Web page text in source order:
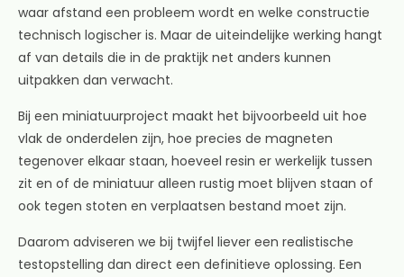
waar afstand een probleem wordt en welke constructie
technisch logischer is. Maar de uiteindelijke werking hangt
af van details die in de praktijk net anders kunnen
uitpakken dan verwacht.
Bij een miniatuurproject maakt het bijvoorbeeld uit hoe
vlak de onderdelen zijn, hoe precies de magneten
tegenover elkaar staan, hoeveel resin er werkelijk tussen
zit en of de miniatuur alleen rustig moet blijven staan of
ook tegen stoten en verplaatsen bestand moet zijn.
Daarom adviseren we bij twijfel liever een realistische
testopstelling dan direct een definitieve oplossing. Een